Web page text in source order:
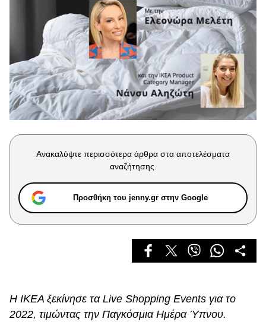
Woman Power
Parenting
Working Girl
Real Women
Πρόσωπα
Celebrities
Συνεντεύξεις
True Stories
Ask the Guru
Success Stories
Deco
Ανακαλύψτε περισσότερα άρθρα στα αποτελέσματα
αναζήτησης.
Προσθήκη του jenny.gr στην Google
Η ΙΚΕΑ ξεκίνησε τα Live Shopping Events για το
2022, τιμώντας την Παγκόσμια Ημέρα Ύπνου.